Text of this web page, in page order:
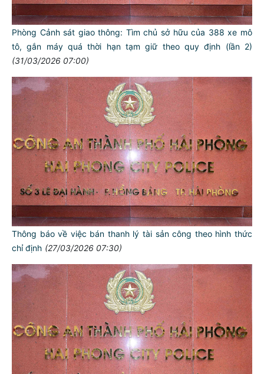
Phòng Cảnh sát giao thông: Tìm chủ sở hữu của 388 xe mô
tô, gắn máy quá thời hạn tạm giữ theo quy định (lần 2)
(31/03/2026 07:00)
Thông báo về việc bán thanh lý tài sản công theo hình thức
chỉ định (27/03/2026 07:30)